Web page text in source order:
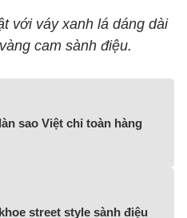
với váy xanh lá dáng dài
cam sành điệu.
sao Việt chỉ toàn hàng
street style sành điệu